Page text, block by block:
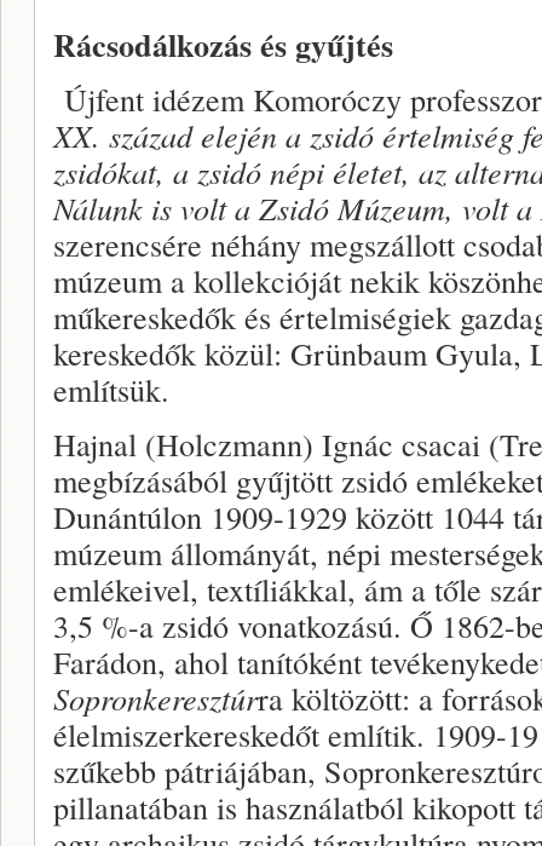
Rácsodálkozás és gyűjtés
Újfent idézem Komoróczy
XX. század elején a zsidó értelmiség
zsidókat, a zsidó népi életet, az
Nálunk is volt a Zsidó Múzeum, volt
szerencsére néhány megszállott
múzeum a kollekcióját nekik
műkereskedők és értelmiségiek
kereskedők közül: Grünbaum Gyula,
említsük.
Hajnal (Holczmann) Ignác csacai
megbízásából gyűjtött zsidó
Dunántúlon 1909-1929 között 1044
múzeum állományát, népi
emlékeivel, textíliákkal, ám a tőle
3,5 %-a zsidó vonatkozású. Ő 1862-
Farádon, ahol tanítóként
Sopronkeresztúrra költözött: a
élelmiszerkereskedőt említik. 1909-
szűkebb pátriájában,
pillanatában is használatból kikopott